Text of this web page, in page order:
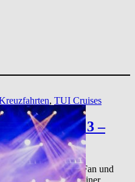
, TUI Cruises
Schlagerliner 3 –
Cruises
Sie sind ein Schlager-Fan und
zudem interessiert an einer